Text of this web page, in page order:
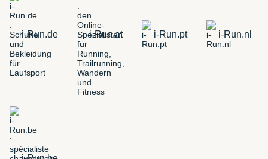
i-Run.de i-Run.at i-Run.pt i-Run.nl